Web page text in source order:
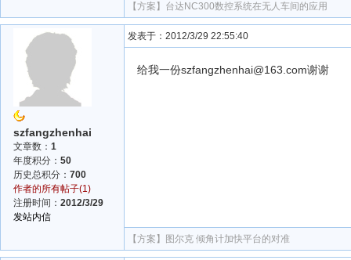
【方案】 台达NC300数控系统在无人车间的应用
szfangzhenhai
文章数： 1
年度积分： 50
历史总积分： 700
作者的所有帖子(1)
注册时间： 2012/3/29
发站内信
发表于：2012/3/29 22:55:40
给我一份szfangzhenhai@163.com谢谢
【方案】 图尔克 倾角计加快平台的对准